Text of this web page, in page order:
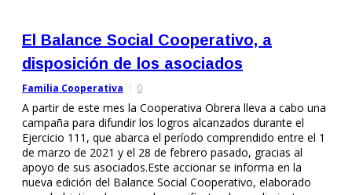
El Balance Social Cooperativo, a
disposición de los asociados
Familia Cooperativa 0
A partir de este mes la Cooperativa Obrera lleva a cabo una
campaña para difundir los logros alcanzados durante el
Ejercicio 111, que abarca el período comprendido entre el 1
de marzo de 2021 y el 28 de febrero pasado, gracias al
apoyo de sus asociados.Este accionar se informa en la
nueva edición del Balance Social Cooperativo, elaborado